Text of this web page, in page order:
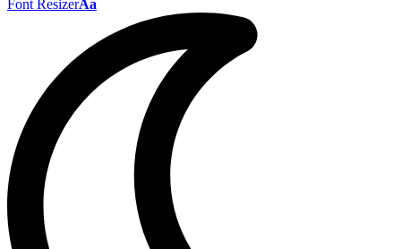
Font ResizerAa